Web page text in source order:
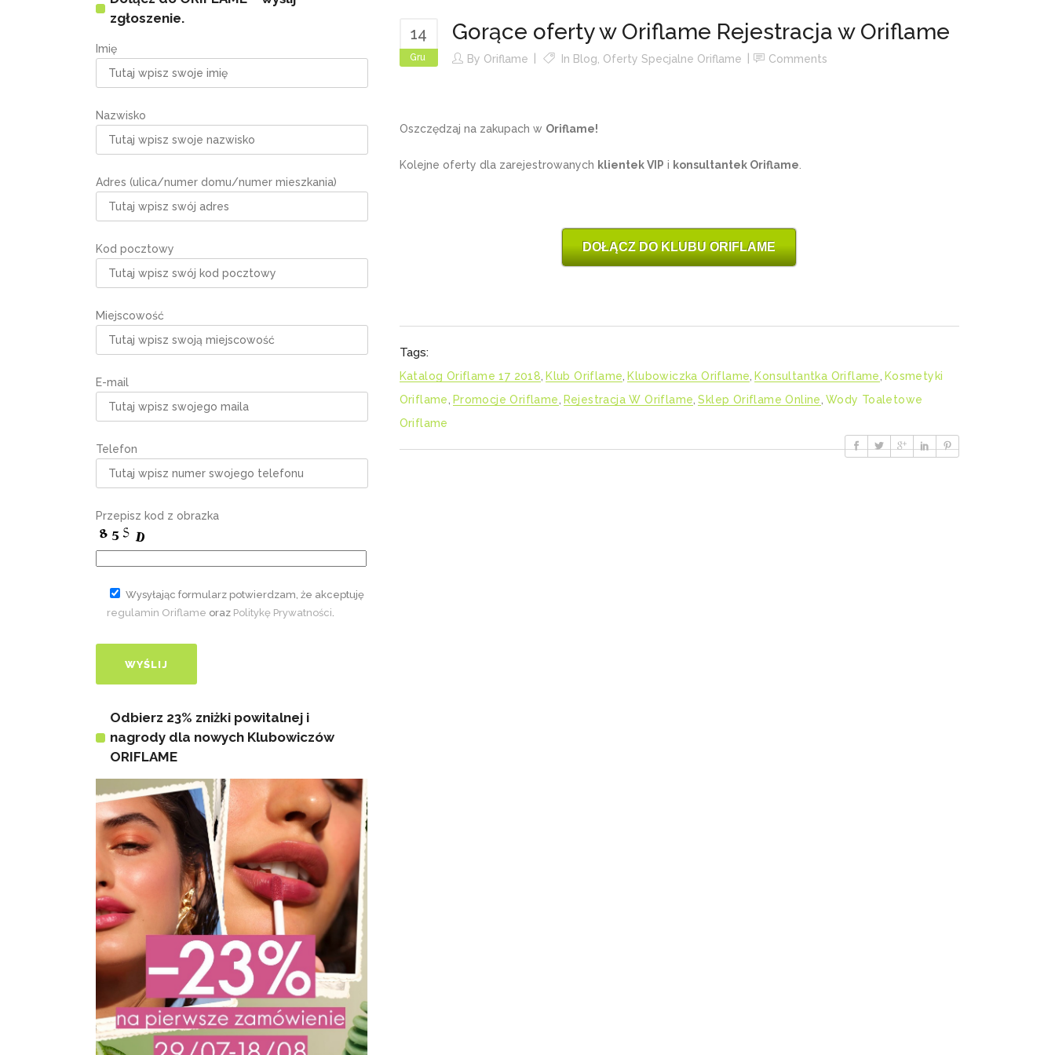
zgłoszenie.
Imię
Nazwisko
Adres (ulica/numer domu/numer mieszkania)
Kod pocztowy
Miejscowość
E-mail
Telefon
Przepisz kod z obrazka
Wysyłając formularz potwierdzam, że akceptuję
regulamin Oriflame oraz Politykę Prywatności.
Odbierz 23% zniżki powitalnej i
nagrody dla nowych Klubowiczów
ORIFLAME
14
Gru
Gorące oferty w Oriflame Rejestracja w Oriflame
By Oriflame In Blog Oferty Specjalne Oriflame Comments
Oszczędzaj na zakupach w Oriflame!
Kolejne oferty dla zarejestrowanych klientek VIP i konsultantek Oriflame
DOŁĄCZ DO KLUBU ORIFLAME
Tags:
Katalog Oriflame 17 2018 Klub Oriflame Klubowiczka Oriflame Konsultantka Oriflame
Kosmetyki
Oriflame
Promocje Oriflame Rejestracja W Oriflame Sklep Oriflame Online Wody Toaletowe
Oriflame